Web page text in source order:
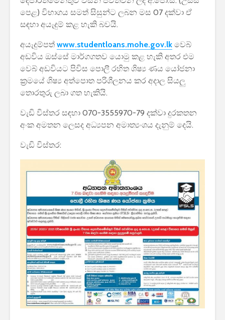
පෙළ) විභාගය සමත් සිසුන්ට ලබන මස 07 දක්වා ඒ
සඳහා අයැදුම් කළ හැකි බවයි.
අයැදුම්පත් www.studentloans.mohe.gov.lk වෙබ්
අඩවිය ඔස්සේ මාර්ගගතව යොමු කළ හැකි අතර එම
වෙබ් අඩවියට පිවිස පොලී රහිත ශිෂ්‍ය ණය යෝජනා
ක්‍රමයේ ශිෂ්‍ය අත්පොත පරිශීලනය කර අදාල සියලු
තොරතුරු ලබා ගත හැකියි.
වැඩි විස්තර සඳහා 070-3555970-79 දක්වා දුරකතන
අංක අමතන ලෙසද අධ්‍යපන අමාත්‍යංශය දැනුම් දෙයි.
වැඩි විස්තර:
පාසල්වල පළමු
ශ්‍රේණිය සඳහා ළමයින්
ඇතුළත් කිරීමේ
චක්‍රලේඛය
මිලියන 1.5 කට අධික
ග්‍රාහකයින් සම්බන්ධ
Adobe විසින්
Photoshop, Acrobat
මෙවලම් ChatGPT
වෙත සම්බන්ධ කරයි.
Power BI විශාලතම
2026 යාවත්කාලීනය
හඳුන්වා දීමට
නියමිතයි.
IPhone
ආරක්ෂාව
සඳහා
කක්ෂය
උණුසුම්
බැවින්
සමාගම
එළිදක්වයි.